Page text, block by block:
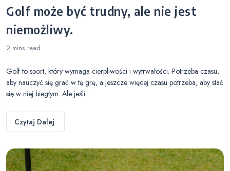
Golf może być trudny, ale nie jest
niemożliwy.
2 mins read
Golf to sport, który wymaga cierpliwości i wytrwałości. Potrzeba czasu,
aby nauczyć się grać w tę grę, a jeszcze więcej czasu potrzeba, aby stać
się w niej biegłym. Ale jeśli…
Czytaj Dalej